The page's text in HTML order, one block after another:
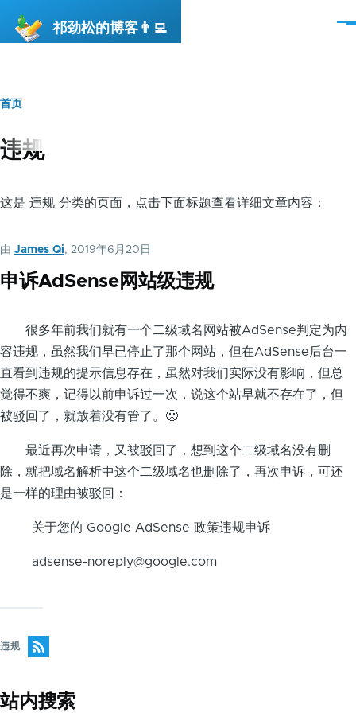
祁劲松的博客👨‍💻
菜
面
包
屑
首页
违规
这是 违规 分类的页面，点击下面标题查看详细文章内容：
由 James Qi, 2019年6月20日
申诉AdSense网站级违规
很多年前我们就有一个二级域名网站被AdSense判定为内
容违规，虽然我们早已停止了那个网站，但在AdSense后台一
直看到违规的提示信息存在，虽然对我们实际没有影响，但总
觉得不爽，记得以前申诉过一次，说这个站早就不存在了，但
被驳回了，就放着没有管了。🙁
最近再次申请，又被驳回了，想到这个二级域名没有删
除，就把域名解析中这个二级域名也删除了，再次申诉，可还
是一样的理由被驳回：
关于您的 Google AdSense 政策违规申诉
adsense-noreply@google.com
违规
站内搜索